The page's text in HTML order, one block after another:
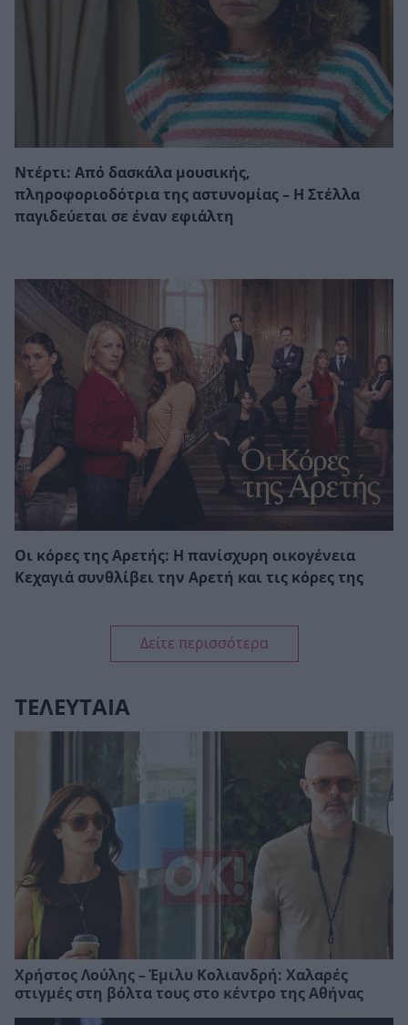
Ντέρτι: Από δασκάλα μουσικής,
πληροφοριοδότρια της αστυνομίας – Η Στέλλα
παγιδεύεται σε έναν εφιάλτη
Οι κόρες της Αρετής: Η πανίσχυρη οικογένεια
Κεχαγιά συνθλίβει την Αρετή και τις κόρες της
Δείτε περισσότερα
ΤΕΛΕΥΤΑΙΑ
Χρήστος Λούλης – Έμιλυ Κολιανδρή: Χαλαρές
στιγμές στη βόλτα τους στο κέντρο της Αθήνας